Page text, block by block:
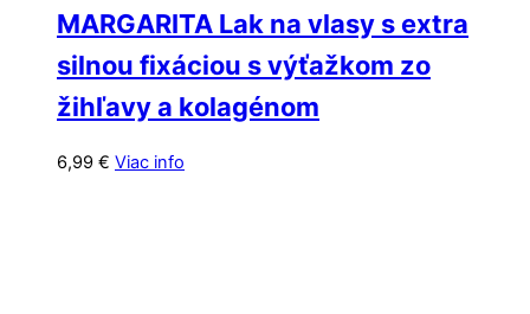
MARGARITA Lak na vlasy s extra
silnou fixáciou s výťažkom zo
žihľavy a kolagénom
6,99 € Viac info